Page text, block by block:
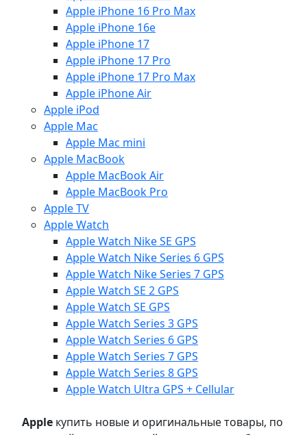
Apple iPhone 16 Pro Max
Apple iPhone 16e
Apple iPhone 17
Apple iPhone 17 Pro
Apple iPhone 17 Pro Max
Apple iPhone Air
Apple iPod
Apple Mac
Apple Mac mini
Apple MacBook
Apple MacBook Air
Apple MacBook Pro
Apple TV
Apple Watch
Apple Watch Nike SE GPS
Apple Watch Nike Series 6 GPS
Apple Watch Nike Series 7 GPS
Apple Watch SE 2 GPS
Apple Watch SE GPS
Apple Watch Series 3 GPS
Apple Watch Series 6 GPS
Apple Watch Series 7 GPS
Apple Watch Series 8 GPS
Apple Watch Ultra GPS + Cellular
Apple купить новые и оригинальные товары, по